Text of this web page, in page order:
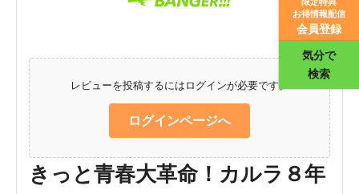
お得情報配信
会員登録
気分で
検索
レビューを投稿するにはログインが必要です。
ログインページへ
きっと青春大革命！カルラ８年